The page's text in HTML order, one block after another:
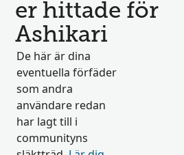
er hittade för
Ashikari
De här är dina
eventuella förfäder
som andra
användare redan
har lagt till i
communityns